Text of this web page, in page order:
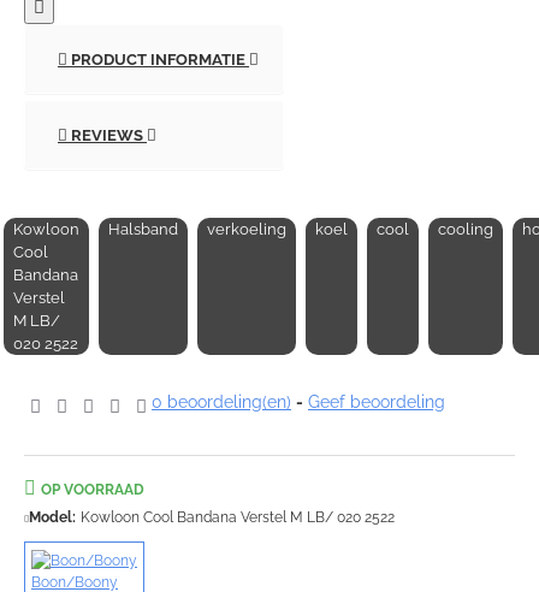
PRODUCT INFORMATIE
REVIEWS
Kowloon
Cool
Bandana
Verstel
M LB/
020 2522
Halsband verkoeling koel cool cooling
0 beoordeling(en) - Geef beoordeling
OP VOORRAAD
Model: Kowloon Cool Bandana Verstel M LB/ 020 2522
Boon/Boony